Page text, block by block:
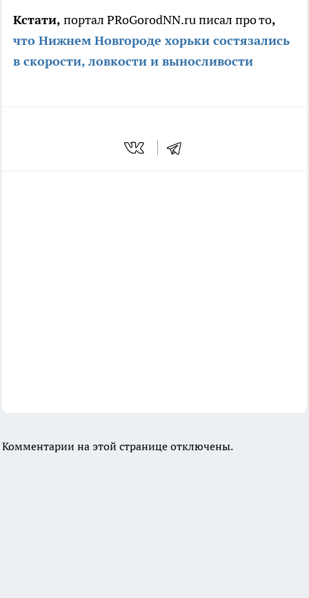
Кстати, портал PRoGorodNN.ru писал про то,
что Нижнем Новгороде хорьки состязались
в скорости, ловкости и выносливости
Комментарии на этой странице отключены.